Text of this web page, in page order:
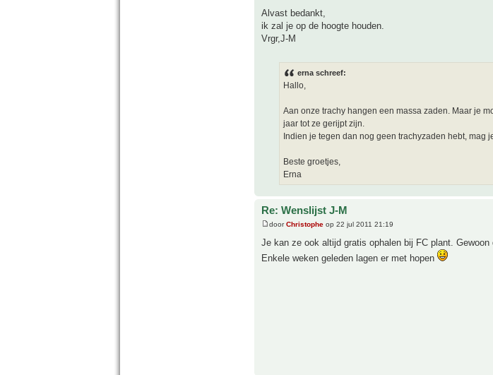
Alvast bedankt,
ik zal je op de hoogte houden.
Vrgr,J-M
erna schreef:
Hallo,
Aan onze trachy hangen een massa zaden. Maar je
jaar tot ze gerijpt zijn.
Indien je tegen dan nog geen trachyzaden hebt, mag
Beste groetjes,
Erna
Re: Wenslijst J-M
doorChristophe op 22 jul 2011 21:19
Je kan ze ook altijd gratis ophalen bij FC plant.
Enkele weken geleden lagen er met hopen